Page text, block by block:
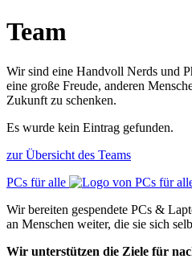
Team
Wir sind eine Handvoll Nerds und
eine große Freude, anderen
Zukunft zu schenken.
Es wurde kein Eintrag gefunden.
zur Übersicht des Teams
PCs für alle
Wir bereiten gespendete PCs &
an Menschen weiter, die sie sich
Wir unterstützen die Ziele für